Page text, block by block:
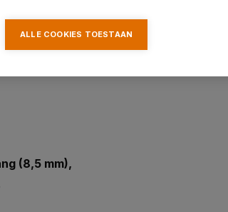
(8,5 mm),
ALLE COOKIES TOESTAAN